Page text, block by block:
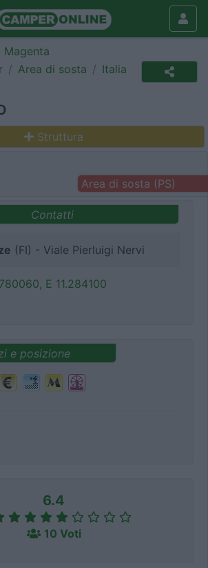
Area di sosta
Italia
Struttura
Area di sosta (PS)
Contatti
(FI) - Viale Pierluigi Nervi
E 11.284100
e posizione
6.4
10 Voti